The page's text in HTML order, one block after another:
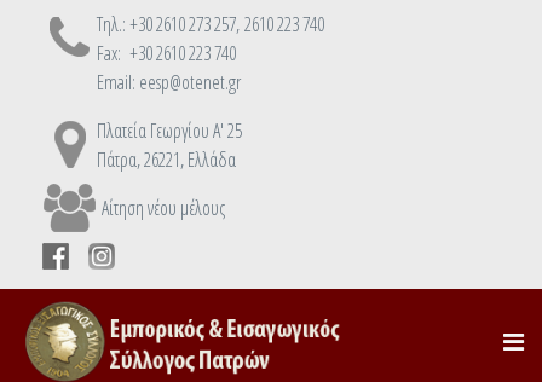
Τηλ.: +30 2610 273 257, 2610 223 740
Fax: +30 2610 223 740
Email: eesp@otenet.gr
Πλατεία Γεωργίου Α' 25
Πάτρα, 26221, Ελλάδα
Αίτηση νέου μέλους